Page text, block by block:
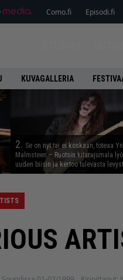
Como.fi Episodi.fi
KUVAGALLERIA
2. Se on nyt tai ei koskaan, toteaa
Malmsteen – Ruotsin kitarajumala
uuden biisin ja kertoo tulevasta